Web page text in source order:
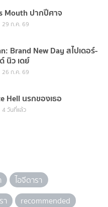
Mouth ปากปีศาจ
29 ก.ค. 69
Brand New Day สไปเดอร์-
นิว เดย์
26 ก.ค. 69
Hell นรกของเธอ
4 วันที่แล้ว
ไอจีดารา
า
recommended